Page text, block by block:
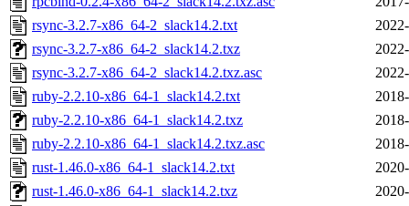
rsync-3.2.7-x86_64-2_slack14.2.txt
rsync-3.2.7-x86_64-2_slack14.2.txz
rsync-3.2.7-x86_64-2_slack14.2.txz.asc
ruby-2.2.10-x86_64-1_slack14.2.txt
ruby-2.2.10-x86_64-1_slack14.2.txz
ruby-2.2.10-x86_64-1_slack14.2.txz.asc
rust-1.46.0-x86_64-1_slack14.2.txt
rust-1.46.0-x86_64-1_slack14.2.txz